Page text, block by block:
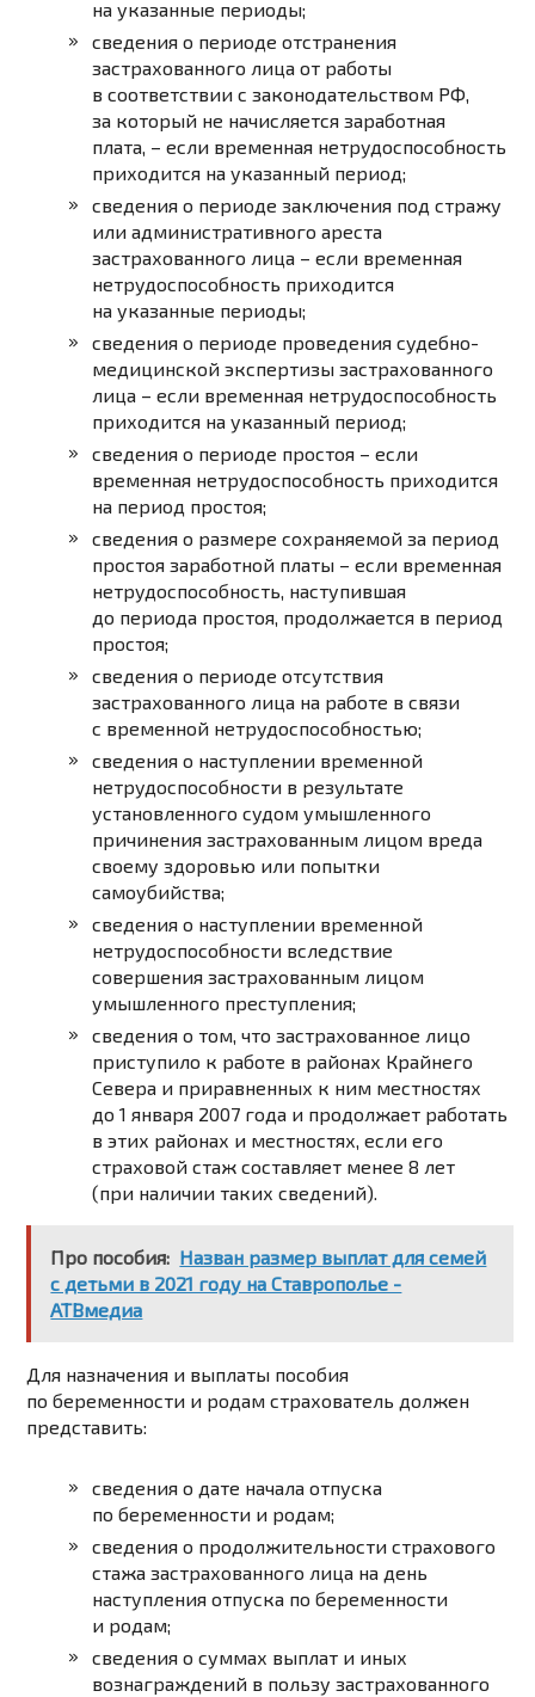
на указанные периоды;
сведения о периоде отстранения
застрахованного лица от работы
в соответствии с законодательством РФ,
за который не начисляетсязаработная
плата, – если временная нетрудоспособность
приходится на указанный период;
сведения о периоде заключения под стражу
или административного ареста
застрахованного лица – если временная
нетрудоспособность приходится
на указанные периоды;
сведения о периоде проведения судебно-
медицинской экспертизы застрахованного
лица – если временная нетрудоспособность
приходится на указанный период;
сведения о периоде простоя – если
временная нетрудоспособность приходится
на период простоя;
сведения о размере сохраняемой за период
простоя заработной платы – если временная
нетрудоспособность, наступившая
до периода простоя, продолжается в период
простоя;
сведения о периоде отсутствия
застрахованного лица на работе в связи
с временной нетрудоспособностью;
сведения о наступлении временной
нетрудоспособности в результате
установленного судом умышленного
причинения застрахованным лицом вреда
своему здоровью или попытки
самоубийства;
сведения о наступлении временной
нетрудоспособности вследствие
совершения застрахованным лицом
умышленного преступления;
сведения о том, что застрахованное лицо
приступило к работе в районах Крайнего
Севера и приравненных к ним местностях
до 1 января 2007 года и продолжает работать
в этих районах и местностях, если его
страховой стаж составляет менее 8 лет
(при наличии таких сведений).
Про пособия: Назван размер выплат для семей
с детьми в 2021 году на Ставрополье -
АТВмедиа
Для назначения и выплаты пособия
по беременности и родам страхователь должен
представить:
сведения о дате начала отпуска
по беременности и родам;
сведения о продолжительности страхового
стажа застрахованного лица на день
наступления отпуска по беременности
и родам;
сведения о суммах выплат и иных
вознаграждений в пользу застрахованного